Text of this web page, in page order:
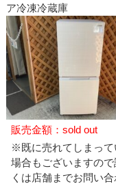
ア冷凍冷蔵庫
販売金額：sold out
※既に売れてしまって
場合もございますので
くは店舗までお問い